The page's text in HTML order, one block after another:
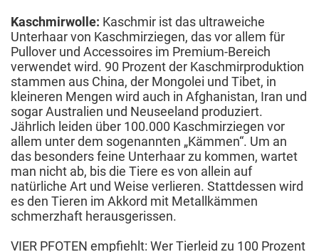
Kaschmirwolle: Kaschmir ist das ultraweiche
Unterhaar von Kaschmirziegen, das vor allem für
Pullover und Accessoires im Premium-Bereich
verwendet wird. 90 Prozent der Kaschmirproduktion
stammen aus China, der Mongolei und Tibet, in
kleineren Mengen wird auch in Afghanistan, Iran und
sogar Australien und Neuseeland produziert.
Jährlich leiden über 100.000 Kaschmirziegen vor
allem unter dem sogenannten „Kämmen“. Um an
das besonders feine Unterhaar zu kommen, wartet
man nicht ab, bis die Tiere es von allein auf
natürliche Art und Weise verlieren. Stattdessen wird
es den Tieren im Akkord mit Metallkämmen
schmerzhaft herausgerissen.
VIER PFOTEN empfiehlt: Wer Tierleid zu 100 Prozent